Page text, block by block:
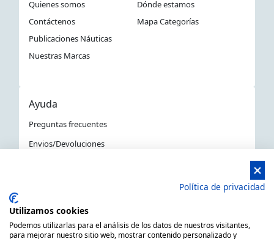
Quienes somos
Dónde estamos
Contáctenos
Mapa Categorías
Publicaciones Náuticas
Nuestras Marcas
Ayuda
Preguntas frecuentes
Envios/Devoluciones
La Tienda Náutica en Barcelona
Política de privacidad
Utilizamos cookies
Podemos utilizarlas para el análisis de los datos de nuestros visitantes,
para mejorar nuestro sitio web, mostrar contenido personalizado y